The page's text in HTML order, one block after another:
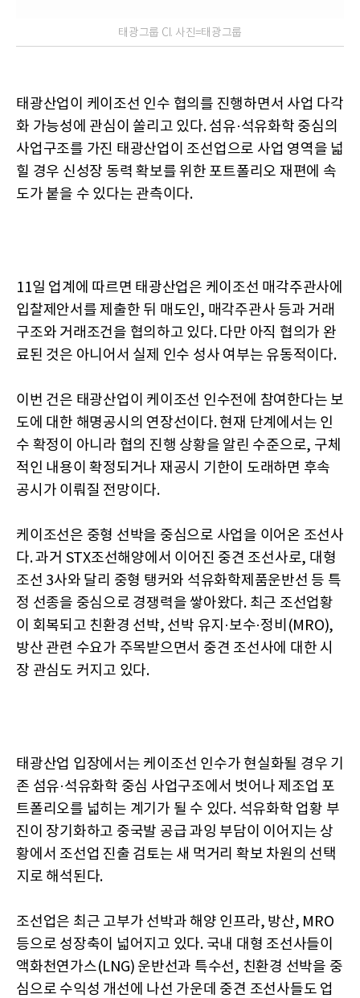
태광그룹 CI. 사진=태광그룹
태광산업이 케이조선 인수 협의를 진행하면서 사업 다각
화 가능성에 관심이 쏠리고 있다. 섬유·석유화학 중심의
사업구조를 가진 태광산업이 조선업으로 사업 영역을 넓
힐 경우 신성장 동력 확보를 위한 포트폴리오 재편에 속
도가 붙을 수 있다는 관측이다.
11일 업계에 따르면 태광산업은 케이조선 매각주관사에
입찰제안서를 제출한 뒤 매도인, 매각주관사 등과 거래
구조와 거래조건을 협의하고 있다. 다만 아직 협의가 완
료된 것은 아니어서 실제 인수 성사 여부는 유동적이다.
이번 건은 태광산업이 케이조선 인수전에 참여한다는 보
도에 대한 해명공시의 연장선이다. 현재 단계에서는 인
수 확정이 아니라 협의 진행 상황을 알린 수준으로, 구체
적인 내용이 확정되거나 재공시 기한이 도래하면 후속
공시가 이뤄질 전망이다.
케이조선은 중형 선박을 중심으로 사업을 이어온 조선사
다. 과거 STX조선해양에서 이어진 중견 조선사로, 대형
조선 3사와 달리 중형 탱커와 석유화학제품운반선 등 특
정 선종을 중심으로 경쟁력을 쌓아왔다. 최근 조선업황
이 회복되고 친환경 선박, 선박 유지·보수·정비(MRO),
방산 관련 수요가 주목받으면서 중견 조선사에 대한 시
장 관심도 커지고 있다.
태광산업 입장에서는 케이조선 인수가 현실화될 경우 기
존 섬유·석유화학 중심 사업구조에서 벗어나 제조업 포
트폴리오를 넓히는 계기가 될 수 있다. 석유화학 업황 부
진이 장기화하고 중국발 공급 과잉 부담이 이어지는 상
황에서 조선업 진출 검토는 새 먹거리 확보 차원의 선택
지로 해석된다.
조선업은 최근 고부가 선박과 해양 인프라, 방산, MRO
등으로 성장축이 넓어지고 있다. 국내 대형 조선사들이
액화천연가스(LNG) 운반선과 특수선, 친환경 선박을 중
심으로 수익성 개선에 나선 가운데 중견 조선사들도 업